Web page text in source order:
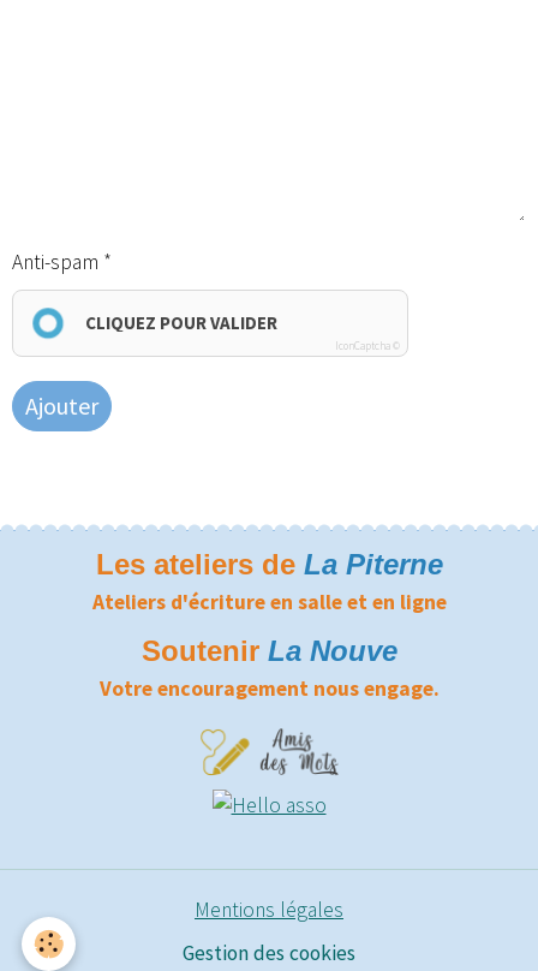
Anti-spam
CLIQUEZ POUR VALIDER
IconCaptcha ©
Ajouter
Les ateliers de La Piterne
Ateliers d'écriture en salle et en ligne
Soutenir La Nouve
Votre encouragement nous engage.
Mentions légales
Gestion des cookies